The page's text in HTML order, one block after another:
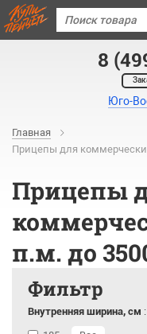
8
Юго-
Главная
Прицепы для
Прицепы
п.м. до
Фильтр
Внутренняя ширина, см :